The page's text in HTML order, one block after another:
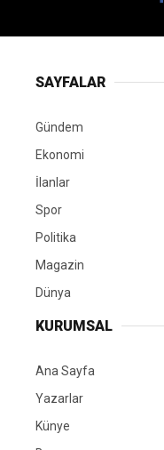
SAYFALAR
Gündem
Ekonomi
İlanlar
Spor
Politika
Magazin
Dünya
KURUMSAL
Ana Sayfa
Yazarlar
Künye